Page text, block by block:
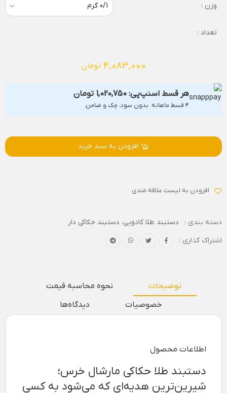
وزن :
تعداد :
4,083,000 تومان
هر قسط اسنپ‌پی: 1,020,750 تومان
۴ قسط ماهانه. بدون سود، چک و ضامن.
افزودن به سبد خرید
افزودن به لیست علاقه مندی
دسته بندی : دستبند طلا کادویی، دستبند حکاکی دار
اشتراک گذاری :
توضیحات
نحوه محاسبه قیمت
خصوصیات
دیدگاه‌ها
اطلاعات محصول
دستبند طلا حکاکی مارشال خرس؛
شیرین‌ترین هدیه‌ای که می‌شود به کسی